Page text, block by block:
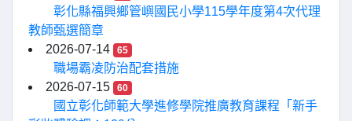
彰化縣福興鄉管嶼國民小學115學年度第4次代理
教師甄選簡章
2026-07-14
65
職場霸凌防治配套措施
2026-07-15
60
國立彰化師範大學進修學院推廣教育課程「新手